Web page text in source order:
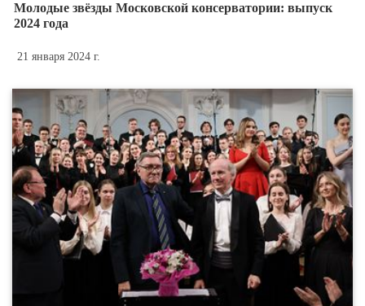
Молодые звёзды Московской консерватории: выпуск
2024 года
21 января 2024 г.